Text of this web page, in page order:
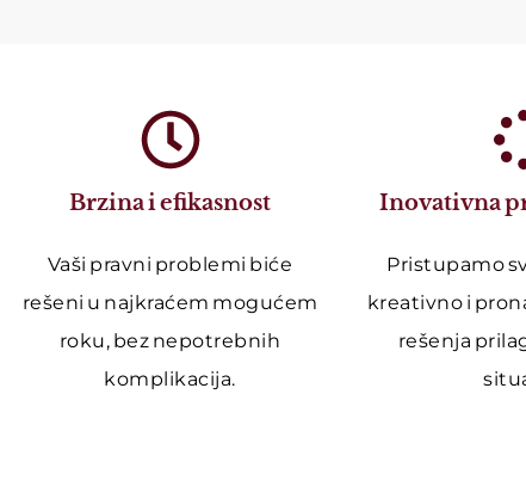
Brzina i efikasnost
Vaši pravni problemi biće
rešeni u najkraćem mogućem
roku, bez nepotrebnih
komplikacija.
Inovativna
Pristupamo
kreativno i
rešenja